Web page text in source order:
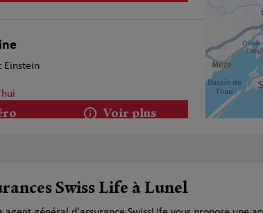
Einstein
Voir plus
Vinci
Swiss Life à Lunel